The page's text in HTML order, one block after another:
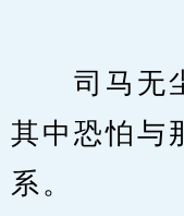
司马无尘
其中恐怕与
系。